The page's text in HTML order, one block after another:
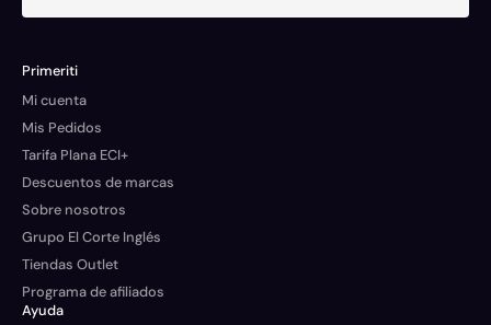
Primeriti
Mi cuenta
Mis Pedidos
Tarifa Plana ECI+
Descuentos de marcas
Sobre nosotros
Grupo El Corte Inglés
Tiendas Outlet
Programa de afiliados
Ayuda